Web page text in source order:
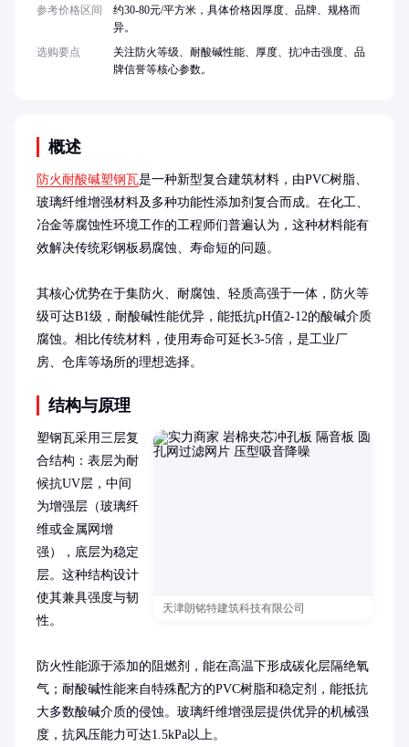
概述
防火耐酸碱塑钢瓦是一种新型复合建筑材料，由PVC树脂、
玻璃纤维增强材料及多种功能性添加剂复合而成。在化工、
冶金等腐蚀性环境工作的工程师们普遍认为，这种材料能有
效解决传统彩钢板易腐蚀、寿命短的问题。
其核心优势在于集防火、耐腐蚀、轻质高强于一体，防火等
级可达B1级，耐酸碱性能优异，能抵抗pH值2-12的酸碱介质
腐蚀。相比传统材料，使用寿命可延长3-5倍，是工业厂
房、仓库等场所的理想选择。
结构与原理
天津朗铭特建筑科技有限公司
塑钢瓦采用三层复
合结构：表层为耐
候抗UV层，中间
为增强层（玻璃纤
维或金属网增
强），底层为稳定
层。这种结构设计
使其兼具强度与韧
性。
防火性能源于添加的阻燃剂，能在高温下形成碳化层隔绝氧
气；耐酸碱性能来自特殊配方的PVC树脂和稳定剂，能抵抗
大多数酸碱介质的侵蚀。玻璃纤维增强层提供优异的机械强
度，抗风压能力可达1.5kPa以上。
参考价格区间
约30-80元/平方米，具体价格因厚度、品牌、规格而
异。
选购要点
关注防火等级、耐酸碱性能、厚度、抗冲击强度、品
牌信誉等核心参数。